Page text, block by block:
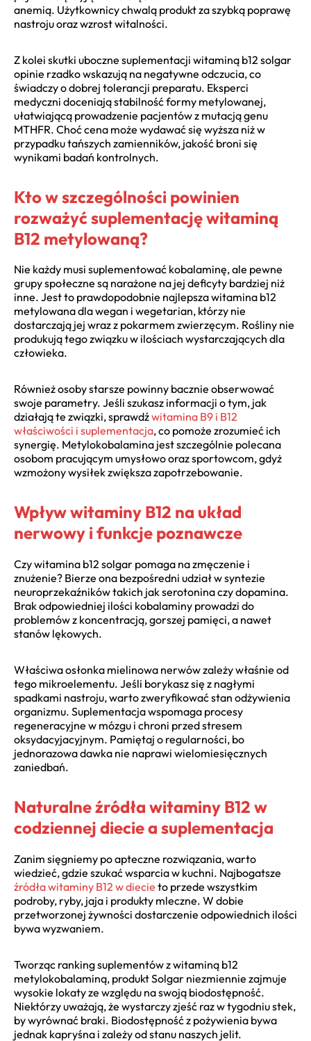
anemią. Użytkownicy chwalą produkt za szybką poprawę
nastroju oraz wzrost witalności.
Z kolei skutki uboczne suplementacji witaminą b12 solgar
opinie rzadko wskazują na negatywne odczucia, co
świadczy o dobrej tolerancji preparatu. Eksperci
medyczni doceniają stabilność formy metylowanej,
ułatwiającą prowadzenie pacjentów z mutacją genu
MTHFR. Choć cena może wydawać się wyższa niż w
przypadku tańszych zamienników, jakość broni się
wynikami badań kontrolnych.
Kto w szczególności powinien
rozważyć suplementację witaminą
B12 metylowaną?
Nie każdy musi suplementować kobalaminę, ale pewne
grupy społeczne są narażone na jej deficyty bardziej niż
inne. Jest to prawdopodobnie najlepsza witamina b12
metylowana dla wegan i wegetarian, którzy nie
dostarczają jej wraz z pokarmem zwierzęcym. Rośliny nie
produkują tego związku w ilościach wystarczających dla
człowieka.
Również osoby starsze powinny bacznie obserwować
swoje parametry. Jeśli szukasz informacji o tym, jak
działają te związki, sprawdźwitamina B9 i B12
właściwości i suplementacja, co pomoże zrozumieć ich
synergię. Metylokobalamina jest szczególnie polecana
osobom pracującym umysłowo oraz sportowcom, gdyż
wzmożony wysiłek zwiększa zapotrzebowanie.
Wpływ witaminy B12 na układ
nerwowy i funkcje poznawcze
Czy witamina b12 solgar pomaga na zmęczenie i
znużenie? Bierze ona bezpośredni udział w syntezie
neuroprzekaźników takich jak serotonina czy dopamina.
Brak odpowiedniej ilości kobalaminy prowadzi do
problemów z koncentracją, gorszej pamięci, a nawet
stanów lękowych.
Właściwa osłonka mielinowa nerwów zależy właśnie od
tego mikroelementu. Jeśli borykasz się z nagłymi
spadkami nastroju, warto zweryfikować stan odżywienia
organizmu. Suplementacja wspomaga procesy
regeneracyjne w mózgu i chroni przed stresem
oksydacyjacyjnym. Pamiętaj o regularności, bo
jednorazowa dawka nie naprawi wielomiesięcznych
zaniedbań.
Naturalne źródła witaminy B12 w
codziennej diecie a suplementacja
Zanim sięgniemy po apteczne rozwiązania, warto
wiedzieć, gdzie szukać wsparcia w kuchni. Najbogatsze
źródła witaminy B12 w diecie to przede wszystkim
podroby, ryby, jaja i produkty mleczne. W dobie
przetworzonej żywności dostarczenie odpowiednich ilości
bywa wyzwaniem.
Tworząc ranking suplementów z witaminą b12
metylokobalaminą, produkt Solgar niezmiennie zajmuje
wysokie lokaty ze względu na swoją biodostępność.
Niektórzy uważają, że wystarczy zjeść raz w tygodniu stek,
by wyrównać braki. Biodostępność z pożywienia bywa
jednak kapryśna i zależy od stanu naszych jelit.